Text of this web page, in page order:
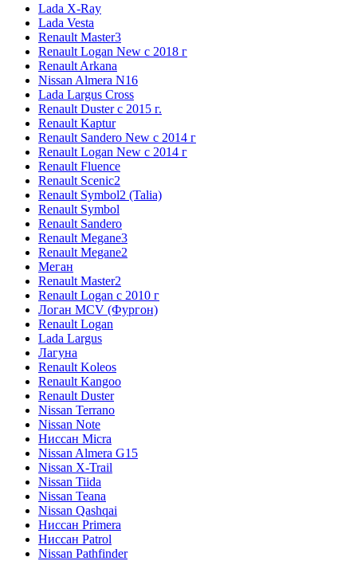
Lada X-Ray
Lada Vesta
Renault Master3
Renault Logan New с 2018 г
Renault Arkana
Nissan Almera N16
Lada Largus Cross
Renault Duster с 2015 г.
Renault Kaptur
Renault Sandero New с 2014 г
Renault Logan New с 2014 г
Renault Fluence
Renault Scenic2
Renault Symbol2 (Talia)
Renault Symbol
Renault Sandero
Renault Megane3
Renault Megane2
Меган
Renault Master2
Renault Logan c 2010 г
Логан МСV (Фургон)
Renault Logan
Lada Largus
Лагуна
Renault Koleos
Renault Kangoo
Renault Duster
Nissan Terrano
Nissan Note
Ниссан Micra
Nissan Almera G15
Nissan X-Trail
Nissan Tiida
Nissan Teana
Nissan Qashqai
Ниссан Primera
Ниссан Patrol
Nissan Pathfinder